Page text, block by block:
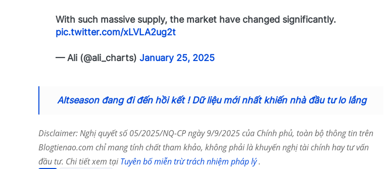
With such massive supply, the market have changed significantly.
pic.twitter.com/xLVLA2ug2t
— Ali (@ali_charts)January 25, 2025
Altseason đang đi đến hồi kết ! Dữ liệu mới nhất khiến nhà đầu tư lo lắng
Disclaimer: Nghị quyết số 05/2025/NQ-CP ngày 9/9/2025 của Chính phủ, toàn bộ thông tin trên
Blogtienao.com chỉ mang tính chất tham khảo, không phải là khuyến nghị tài chính hay tư vấn
đầu tư. Chi tiết xem tạiTuyên bố miễn trừ trách nhiệm pháp lý.